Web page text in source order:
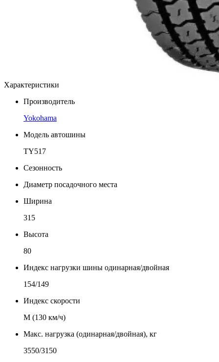
Характеристики
Производитель
Yokohama
Модель автошины
TY517
Сезонность
Диаметр посадочного места
Ширина
315
Высота
80
Индекс нагрузки шины одинарная/двойная
154/149
Индекс скорости
М (130 км/ч)
Макс. нагрузка (одинарная/двойная), кг
3550/3150